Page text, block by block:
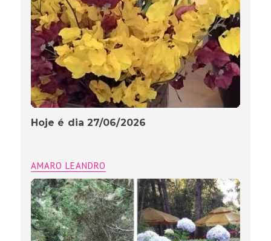
Hoje é dia 27/06/2026
AMARO LEANDRO